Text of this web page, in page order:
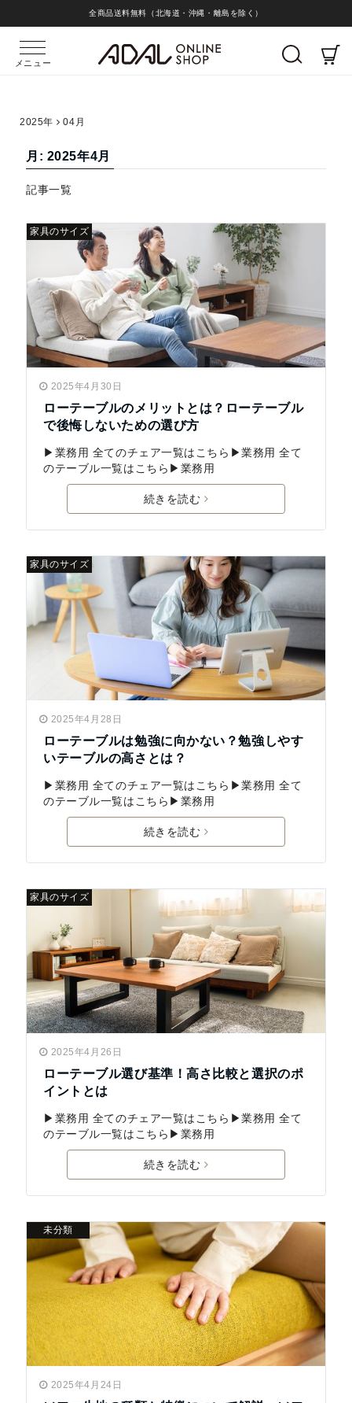
全商品送料無料（北海道・沖縄・離島を除く）
メニュー
2025年 04月
月: 2025年4月
記事一覧
家具のサイズ
2025年4月30日
ローテーブルのメリットとは？ローテーブル
で後悔しないための選び方
▶業務用 全てのチェア一覧はこちら▶業務用 全て
のテーブル一覧はこちら▶業務用
続きを読む
家具のサイズ
2025年4月28日
ローテーブルは勉強に向かない？勉強しやす
いテーブルの高さとは？
▶業務用 全てのチェア一覧はこちら▶業務用 全て
のテーブル一覧はこちら▶業務用
続きを読む
家具のサイズ
2025年4月26日
ローテーブル選び基準！高さ比較と選択のポ
イントとは
▶業務用 全てのチェア一覧はこちら▶業務用 全て
のテーブル一覧はこちら▶業務用
続きを読む
未分類
2025年4月24日